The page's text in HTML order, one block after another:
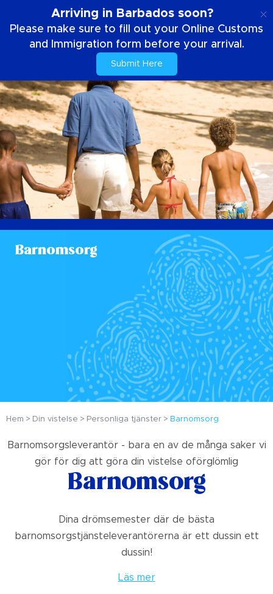
Arriving in Barbados soon?
Please make sure to fill out your Online Customs
and Immigration form before your arrival.
Submit Here
Barnomsorg
Hem Din vistelse Personliga tjänster Barnomsorg
Barnomsorgsleverantör - bara en av de många saker vi
gör för dig att göra din vistelse oförglömlig
Barnomsorg
Dina drömsemester där de bästa
barnomsorgstjänsteleverantörerna är ett dussin ett
dussin!
Läs mer